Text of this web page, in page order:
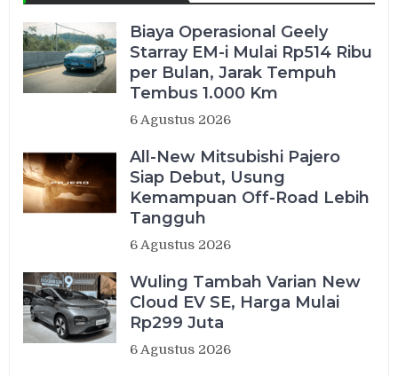
Biaya Operasional Geely
Starray EM-i Mulai Rp514 Ribu
per Bulan, Jarak Tempuh
Tembus 1.000 Km
6 Agustus 2026
All-New Mitsubishi Pajero
Siap Debut, Usung
Kemampuan Off-Road Lebih
Tangguh
6 Agustus 2026
Wuling Tambah Varian New
Cloud EV SE, Harga Mulai
Rp299 Juta
6 Agustus 2026